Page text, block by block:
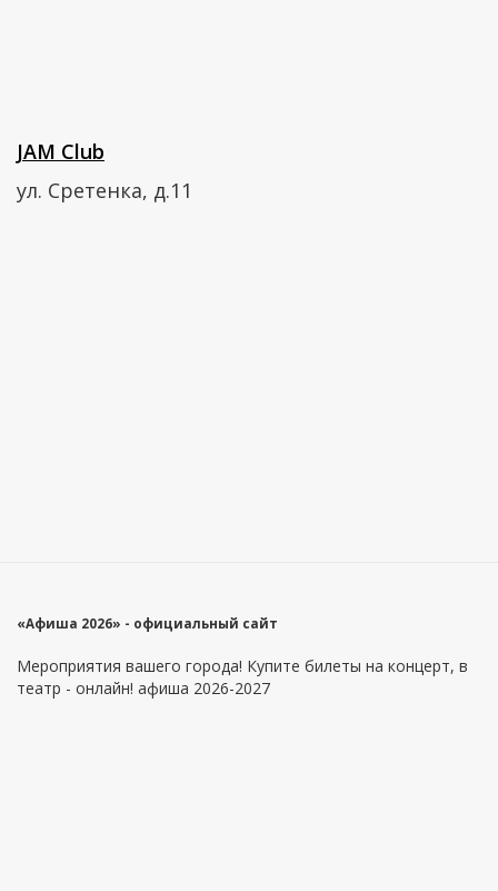
JAM Club
ул. Сретенка, д.11
«Афиша 2026» - официальный сайт
Мероприятия вашего города! Купите билеты на концерт, в
театр - онлайн! афиша 2026-2027